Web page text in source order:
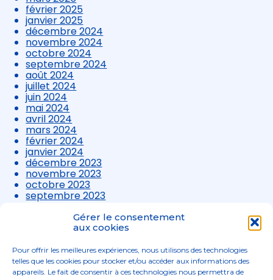
Gérer le consentement
aux cookies
Pour offrir les meilleures expériences, nous utilisons des technologies
telles que les cookies pour stocker et/ou accéder aux informations des
appareils. Le fait de consentir à ces technologies nous permettra de
février 2025
janvier 2025
décembre 2024
novembre 2024
octobre 2024
septembre 2024
août 2024
juillet 2024
juin 2024
mai 2024
avril 2024
mars 2024
février 2024
janvier 2024
décembre 2023
novembre 2023
octobre 2023
septembre 2023
août 2023
juillet 2023
avril 2023
mars 2023